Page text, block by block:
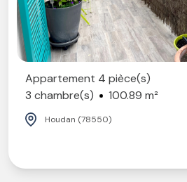
Appartement 4 pièce(s)
3 chambre(s)
100.89 m²
Houdan (78550)